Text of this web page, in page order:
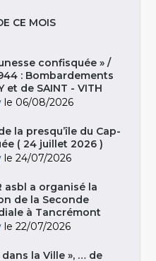
CE MOIS
confisquée » /
: Bombardements
et de SAINT - VITH
le 06/08/2026
la presqu’île du Cap-
( 24 juillet 2026 )
le 24/07/2026
asbl a organisé la
de la Seconde
à Tancrémont
le 22/07/2026
la Ville », … de